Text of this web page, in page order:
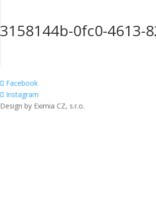
3158144b-0fc0-4613-
Facebook
Instagram
Design by Eximia CZ, s.r.o.